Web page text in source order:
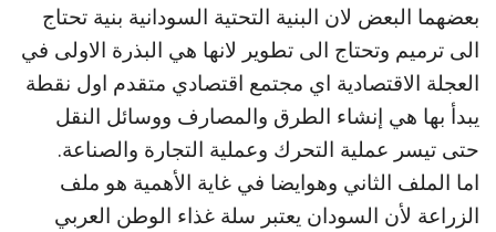
بعضهما البعض لان البنية التحتية السودانية بنية تحتاج
الى ترميم وتحتاج الى تطوير لانها هي البذرة الاولى في
العجلة الاقتصادية اي مجتمع اقتصادي متقدم اول نقطة
يبدأ بها هي إنشاء الطرق والمصارف ووسائل النقل
حتى تيسر عملية التحرك وعملية التجارة والصناعة.
اما الملف الثاني وهوايضا في غاية الأهمية هو ملف
الزراعة لأن السودان يعتبر سلة غذاء الوطن العربي